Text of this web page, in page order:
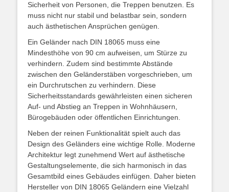
Sicherheit von Personen, die Treppen benutzen. Es
muss nicht nur stabil und belastbar sein, sondern
auch ästhetischen Ansprüchen genügen.
Ein Geländer nach DIN 18065 muss eine
Mindesthöhe von 90 cm aufweisen, um Stürze zu
verhindern. Zudem sind bestimmte Abstände
zwischen den Geländerstäben vorgeschrieben, um
ein Durchrutschen zu verhindern. Diese
Sicherheitsstandards gewährleisten einen sicheren
Auf- und Abstieg an Treppen in Wohnhäusern,
Bürogebäuden oder öffentlichen Einrichtungen.
Neben der reinen Funktionalität spielt auch das
Design des Geländers eine wichtige Rolle. Moderne
Architektur legt zunehmend Wert auf ästhetische
Gestaltungselemente, die sich harmonisch in das
Gesamtbild eines Gebäudes einfügen. Daher bieten
Hersteller von DIN 18065 Geländern eine Vielzahl